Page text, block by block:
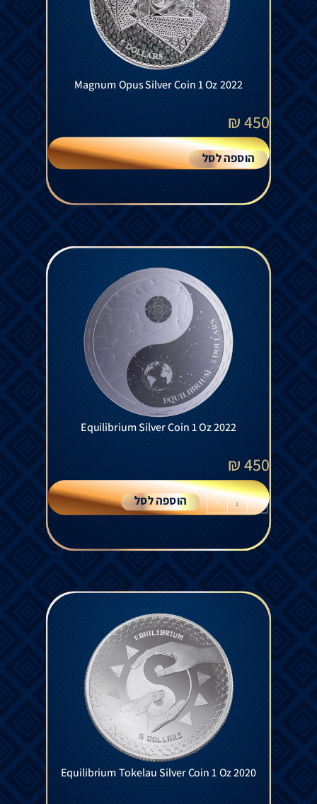
Magnum Opus Silver Coin 1 Oz 2022
450
₪
הוספה לסל
Equilibrium Silver Coin 1 Oz 2022
450
₪
-
+ הוספה לסל
Equilibrium Tokelau Silver Coin 1 Oz 2020